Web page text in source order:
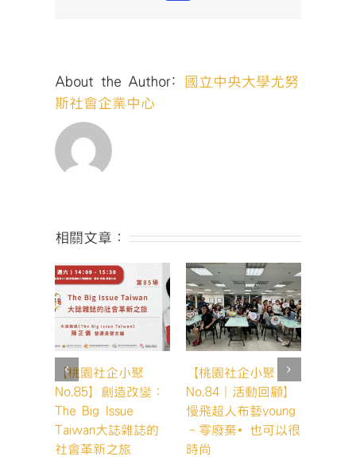
益
與
以
成
真
咖
啡
為
例〉
About the Author:
國立中央大學尤努
斯社會企業中心
相關文章：
【桃園社企小聚
No.85】創造改變：
The Big Issue
Taiwan大誌雜誌的
社會革新之旅
【桃園社企小聚
No.84｜活動回顧】
慢飛超人布藝young
－零廢棄•也可以很
時尚